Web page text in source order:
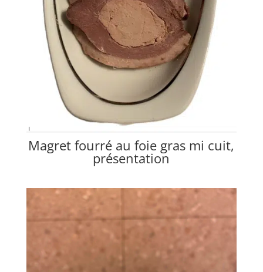
⁮Magret fourré au foie gras mi cuit,
présentation